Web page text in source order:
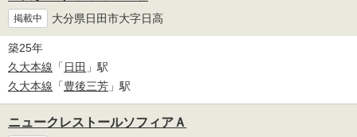
掲載中 大分県日田市大字日高
築25年
久大本線 「 日田 」駅
久大本線 「豊後三芳 」駅
ニュークレストールソフィアＡ